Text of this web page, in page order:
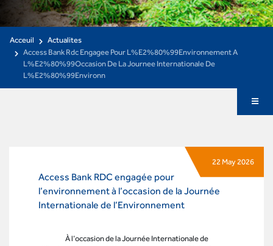
Acceuil
Actualites
Access Bank Rdc Engagee Pour L%E2%80%99Environnement A
L%E2%80%99Occasion De La Journee Internationale De
L%E2%80%99Environn
22 May 2026
Access Bank RDC engagée pour
l’environnement à l’occasion de la Journée
Internationale de l’Environnement
À l’occasion de la Journée Internationale de